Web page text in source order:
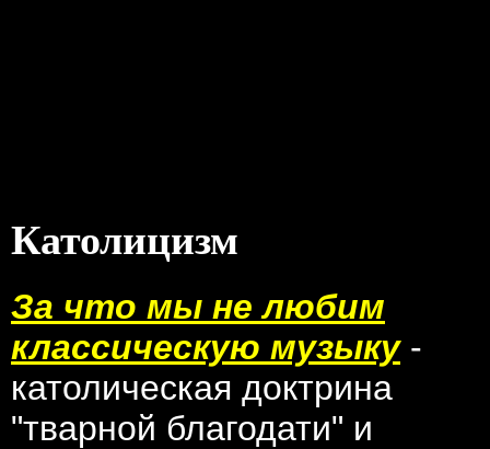
Католицизм
За что мы не любим
классическую музыку-
католическая доктрина
"тварной благодати" и